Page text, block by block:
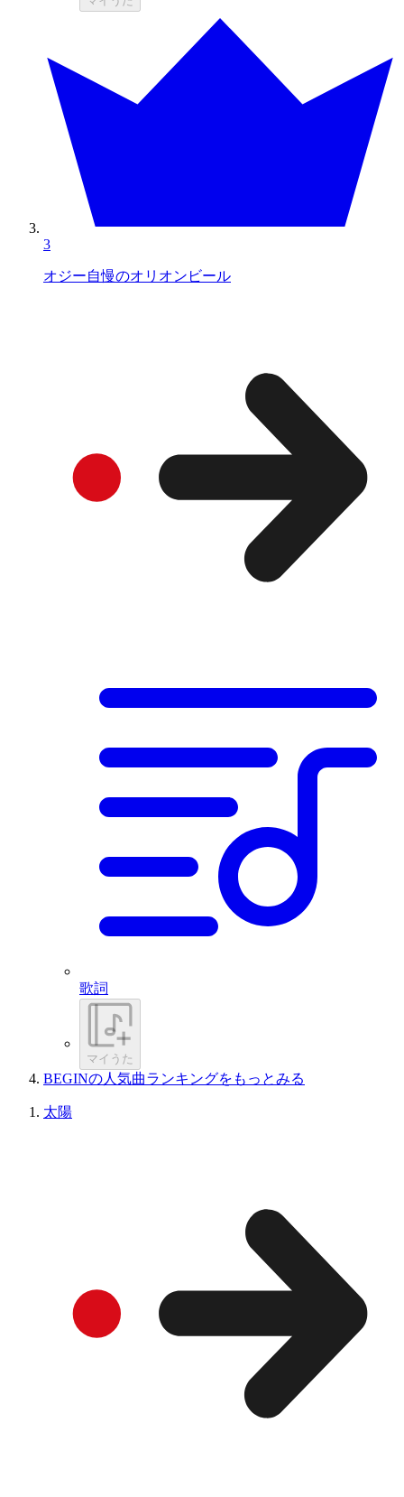
3
オジー自慢のオリオンビール
歌詞
マイうた
BEGINの人気曲ランキングをもっとみる
太陽